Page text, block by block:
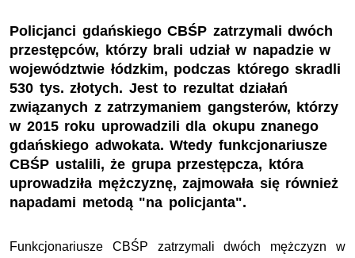
Policjanci gdańskiego CBŚP zatrzymali dwóch
przestępców, którzy brali udział w napadzie w
województwie łódzkim, podczas którego skradli
530 tys. złotych. Jest to rezultat działań
związanych z zatrzymaniem gangsterów, którzy
w 2015 roku uprowadzili dla okupu znanego
gdańskiego adwokata. Wtedy funkcjonariusze
CBŚP ustalili, że grupa przestępcza, która
uprowadziła mężczyznę, zajmowała się również
napadami metodą "na policjanta".
Funkcjonariusze CBŚP zatrzymali dwóch mężczyzn w